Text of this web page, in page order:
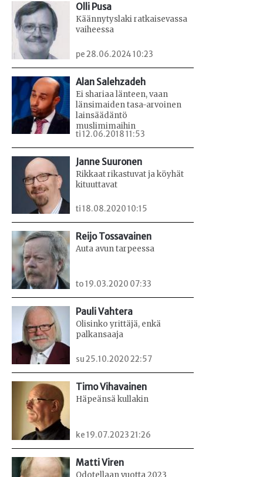
Olli Pusa
Käännytyslaki ratkaisevassa
vaiheessa
pe 28.06.2024 10:23
Alan Salehzadeh
Ei shariaa länteen, vaan
länsimaiden tasa-arvoinen
lainsäädäntö
muslimimaihin
ti 12.06.2018 11:53
Janne Suuronen
Rikkaat rikastuvat ja köyhät
kituuttavat
ti 18.08.2020 10:15
Reijo Tossavainen
Auta avun tarpeessa
to 19.03.2020 07:33
Pauli Vahtera
Olisinko yrittäjä, enkä
palkansaaja
su 25.10.2020 22:57
Timo Vihavainen
Häpeänsä kullakin
ke 19.07.2023 21:26
Matti Viren
Odotellaan vuotta 2023